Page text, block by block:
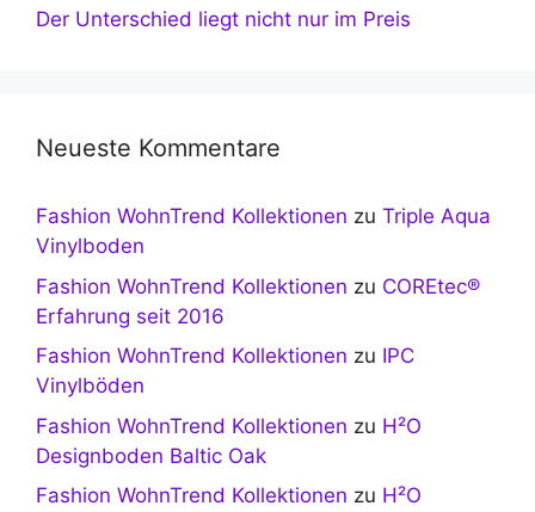
Der Unterschied liegt nicht nur im Preis
Neueste Kommentare
Fashion WohnTrend Kollektionen zu Triple Aqua
Vinylboden
Fashion WohnTrend Kollektionen zu COREtec®
Erfahrung seit 2016
Fashion WohnTrend Kollektionen zu IPC
Vinylböden
Fashion WohnTrend Kollektionen zu H²O
Designboden Baltic Oak
Fashion WohnTrend Kollektionen zu H²O